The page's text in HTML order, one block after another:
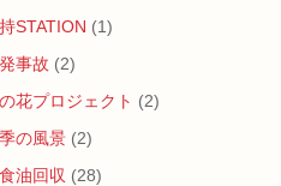
STATION (1)
事故 (2)
花プロジェクト (2)
の風景 (2)
油回収 (28)